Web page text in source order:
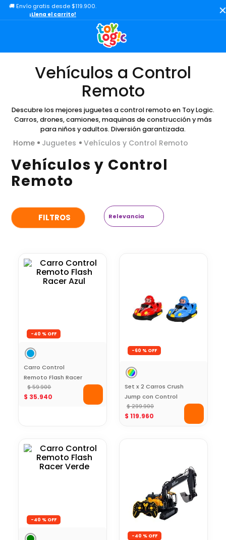
🚚 Envío gratis desde $119.900.
¡Llena el carrito!
Vehículos a Control
Remoto
Descubre los mejores juguetes a control remoto en Toy Logic.
Carros, drones, camiones, maquinas de construcción y más
para niños y adultos. Diversión garantizada.
Juguetes Vehículos y Control Remoto
Vehículos y Control
Remoto
FILTROS Relevancia
-40 %
Carro Control
Remoto Flash Racer
Azul
$ 59.900
$ 35.940
-60 %
Set x 2 Carros Crush
Jump con Control
Remoto
$ 299.900
$ 119.960
-40 %
-40 %
TÉRMINOS MÁS BUSCADOS
carro control remoto
.
minix maradona
peluche
.
bloques
10. chef